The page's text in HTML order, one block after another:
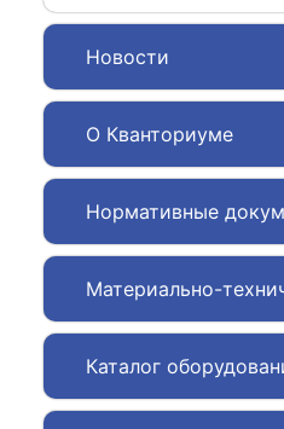
Новости
О Кванториуме
Нормативные
Материально-
Каталог